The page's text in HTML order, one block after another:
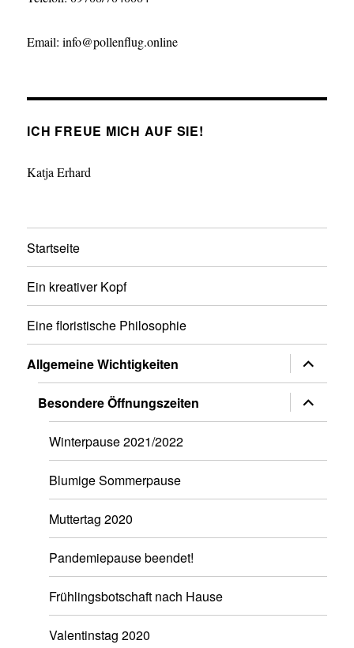
Email: info@pollenflug.online
ICH FREUE MICH AUF SIE!
Katja Erhard
Startseite
Ein kreativer Kopf
Eine floristische Philosophie
Allgemeine Wichtigkeiten
anzeigen
Besondere Öffnungszeiten
anzeigen
Winterpause 2021/2022
Blumige Sommerpause
Muttertag 2020
Pandemiepause beendet!
Frühlingsbotschaft nach Hause
Valentinstag 2020